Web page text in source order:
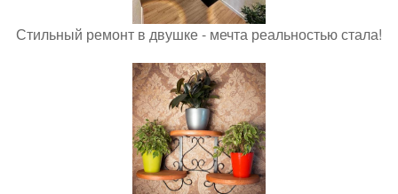
Стильный ремонт в двушке - мечта реальностью стала!